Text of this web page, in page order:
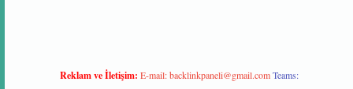
Reklam ve İletişim: E-mail:backlinkpaneli@gmail.com Teams: